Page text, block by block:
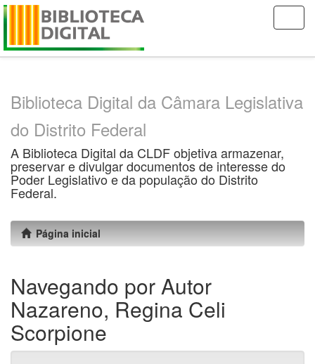
Skip
Biblioteca Digital da Câmara Legislativa
do Distrito Federal
A Biblioteca Digital da CLDF objetiva armazenar,
preservar e divulgar documentos de interesse do
Poder Legislativo e da população do Distrito
Federal.
Página inicial
Navegando por Autor
Nazareno, Regina Celi
Scorpione